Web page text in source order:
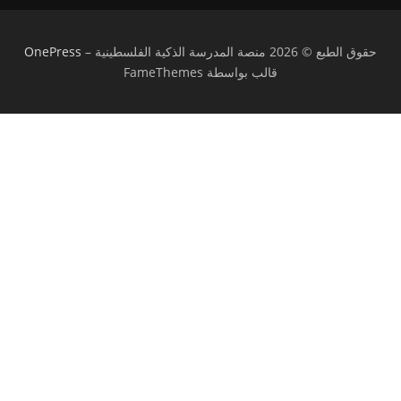
حقوق الطبع © 2026 منصة المدرسة الذكية الفلسطينية –
OnePress
قالب بواسطة FameThemes